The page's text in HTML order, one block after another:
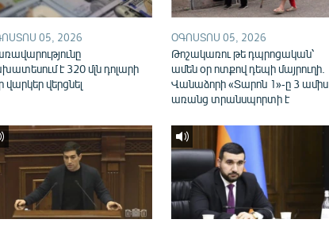
05, 2026
է 320 մլն դոլարի
վարկեր վերցնել
ՕԳՈՍՏՈՍ 05, 2026
Թոշակառու թե դպրոցական՝
ամեն օր ոտքով դեպի մայրուղի.
Վանաձորի «Տարոն 1»-ը 3 ամիս
առանց տրանսպորտի է